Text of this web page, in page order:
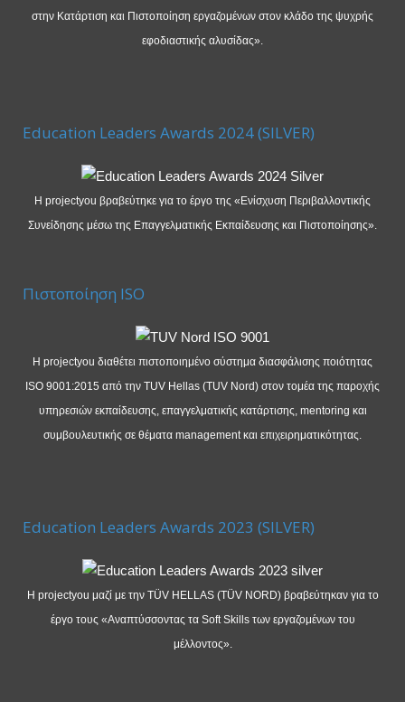
στην Κατάρτιση και Πιστοποίηση εργαζομένων στον κλάδο της ψυχρής
εφοδιαστικής αλυσίδας».
Education Leaders Awards 2024 (SILVER)
Η projectyou βραβεύτηκε για το έργο της «Ενίσχυση Περιβαλλοντικής
Συνείδησης μέσω της Επαγγελματικής Εκπαίδευσης και Πιστοποίησης».
Πιστοποίηση ISO
Η projectyou διαθέτει πιστοποιημένο σύστημα διασφάλισης ποιότητας
ISO 9001:2015 από την TUV Hellas (TUV Nord) στον τομέα της παροχής
υπηρεσιών εκπαίδευσης, επαγγελματικής κατάρτισης, mentoring και
συμβουλευτικής σε θέματα management και επιχειρηματικότητας.
Education Leaders Awards 2023 (SILVER)
Η projectyou μαζί με την TÜV HELLAS (TÜV NORD) βραβεύτηκαν για το
έργο τους «Αναπτύσσοντας τα Soft Skills των εργαζομένων του
μέλλοντος».